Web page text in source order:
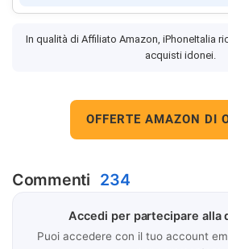
In qualità di Affiliato Amazon, iPhoneItalia
acquisti idonei.
OFFERTE AMAZON DI
Commenti 234
Accedi per partecipare alla
Puoi accedere con il tuo account